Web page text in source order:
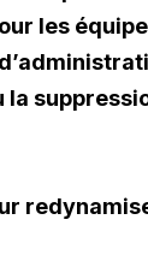
les